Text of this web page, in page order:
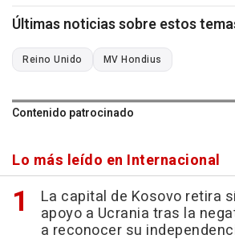
Últimas noticias sobre estos
Reino Unido MV Hondius
Contenido patrocinado
Lo más leído en Internacional
La capital de Kosovo retira
apoyo a Ucrania tras la
a reconocer su